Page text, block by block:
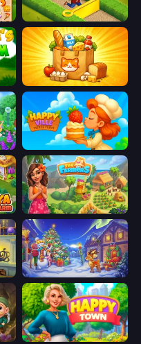
My Castle: Merge & Story Park Town
Farm Merge Market
Magic Kitchen: Merge Game HappyVille Merge Farm
The Farmers
Snow Farm Happy New Year
Happy Town